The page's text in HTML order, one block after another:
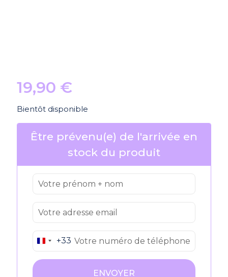
19,90 €
Bientôt disponible
Être prévenu(e) de l'arrivée en
stock du produit
France
+33